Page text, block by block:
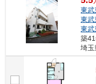
東武
東武
東武
築
埼玉